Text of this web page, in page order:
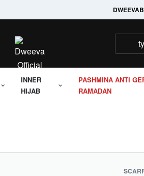
DWEEVA
INNER
HIJAB
PASHMINA ANTI
RAMADAN